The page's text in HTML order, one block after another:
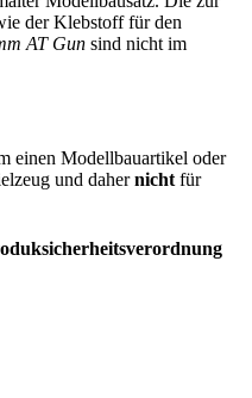
der Klebstoff für den
AT Gun sind nicht im
einen Modellbauartikel oder
und dahernicht für